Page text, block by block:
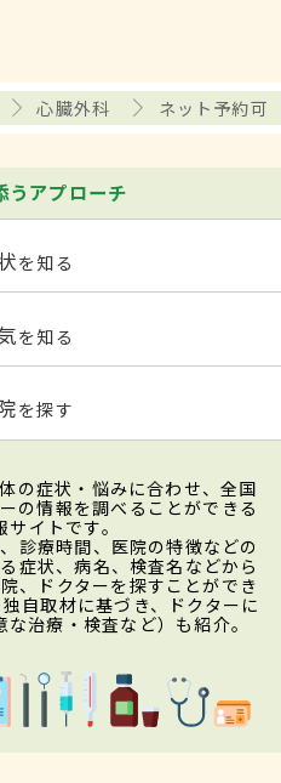
心臓外科 ネット予約可
うアプローチ
を知る
を知る
を探す
の症状・悩みに合わせ、全国
の情報を調べることができる
イトです。
診療時間、医院の特徴などの
症状、病名、検査名などから
、ドクターを探すことができ
自取材に基づき、ドクターに
治療・検査など）も紹介。